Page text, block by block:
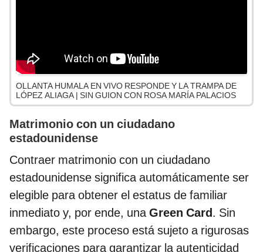
OLLANTA HUMALA EN VIVO RESPONDE Y LA TRAMPA DE
LÓPEZ ALIAGA | SIN GUION CON ROSA MARÍA PALACIOS
Matrimonio con un ciudadano
estadounidense
Contraer matrimonio con un ciudadano
estadounidense significa automáticamente ser
elegible para obtener el estatus de familiar
inmediato y, por ende, unaGreen Card. Sin
embargo, este proceso está sujeto a rigurosas
verificaciones para garantizar la autenticidad